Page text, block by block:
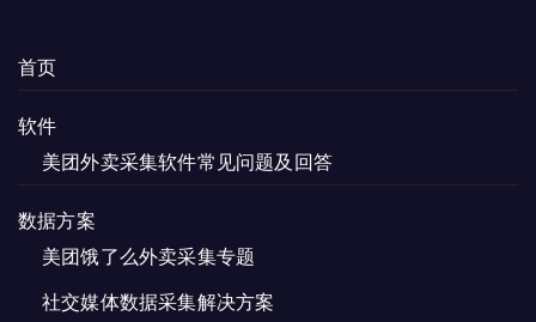
首页
软件
美团外卖采集软件常见问题及回答
数据方案
美团饿了么外卖采集专题
社交媒体数据采集解决方案